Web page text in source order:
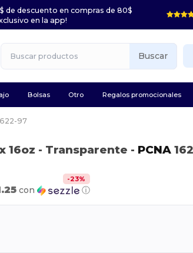
de descuento en compras de 80$
en la app!
Buscar
Bolsas Otro Regalos promocionales
97
16oz - Transparente - PCNA
-23%
con ⓘ